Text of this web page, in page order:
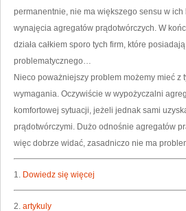
permanentnie, nie ma większego sensu w
wynajęcia agregatów prądotwórczych. W
działa całkiem sporo tych firm, które
problematycznego…
Nieco poważniejszy problem możemy mieć z
wymagania. Oczywiście w wypożyczalni
komfortowej sytuacji, jeżeli jednak sami
prądotwórczymi. Dużo odnośnie agregatów
więc dobrze widać, zasadniczo nie ma
1. Dowiedz się więcej
2. artykuly